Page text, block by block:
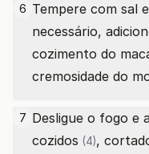
6 Tempere com sal
necessário,
cozimento do
cremosidade do
7 Desligue o fogo e
cozidos (4),